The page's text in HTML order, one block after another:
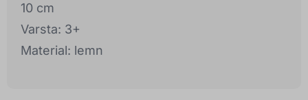
10 cm
Varsta: 3+
Material: lemn